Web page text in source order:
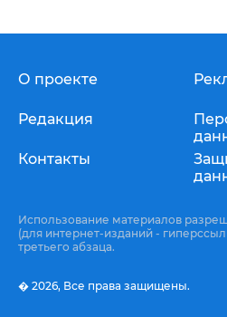
О проекте
Редакция
Контакты
Использование материалов
(для интернет-изданий -
третьего абзаца.
� 2026, Все права защищены.